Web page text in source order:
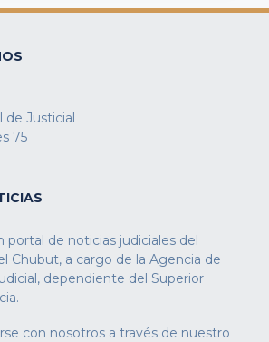
de Justicial
75
portal de noticias judiciales del
Chubut, a cargo de la Agencia de
dependiente del Superior
con nosotros a través de nuestro